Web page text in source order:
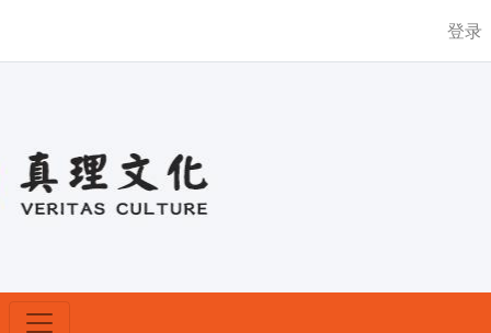
登录